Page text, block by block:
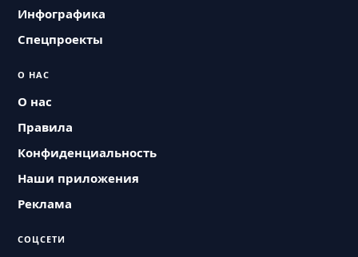
Инфографика
Спецпроекты
О НАС
О нас
Правила
Конфиденциальность
Наши приложения
Реклама
СОЦСЕТИ